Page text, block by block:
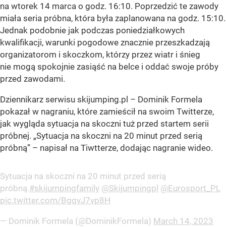
na wtorek 14 marca o godz. 16:10. Poprzedzić te zawody
miała seria próbna, która była zaplanowana na godz. 15:10.
Jednak podobnie jak podczas poniedziałkowych
kwalifikacji, warunki pogodowe znacznie przeszkadzają
organizatorom i skoczkom, którzy przez wiatr i śnieg
nie mogą spokojnie zasiąść na belce i oddać swoje próby
przed zawodami.
Dziennikarz serwisu skijumping.pl – Dominik Formela
pokazał w nagraniu, które zamieścił na swoim Twitterze,
jak wygląda sytuacja na skoczni tuż przed startem serii
próbnej. „Sytuacja na skoczni na 20 minut przed serią
próbną” – napisał na Tiwtterze, dodając nagranie wideo.
Sytuacja na skoczni na 20 minut przed serią
próbną.#skijumpingfamily @Skijumpingpl @Eurosport_PL
pic.twitter.com/BgqvJ7vp8H
— Dominik Formela (@DominikFormela) March 14, 2023